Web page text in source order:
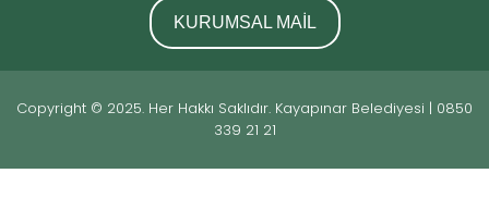
KURUMSAL MAİL
Copyright © 2025. Her Hakkı Saklıdır. Kayapınar Belediyesi | 0850
339 21 21